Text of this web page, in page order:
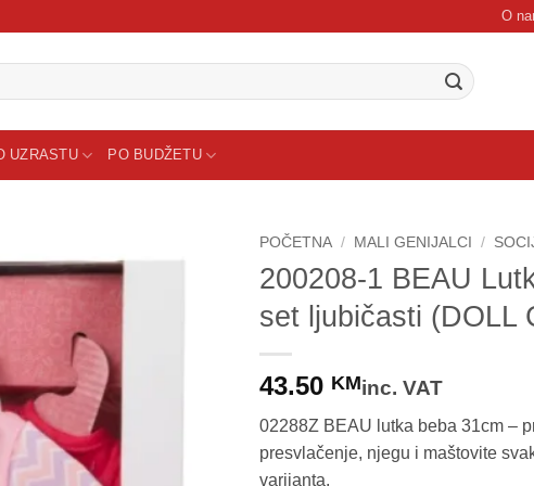
O
UZRASTU PO BUDŽETU
POČETNA / MALI GENIJALCI /
200208-1 BEAU
set ljubičasti (DOLL
43.50 KMinc. VAT
02288Z BEAU lutka beba 31cm –
presvlačenje, njegu i maštovite
varijanta.